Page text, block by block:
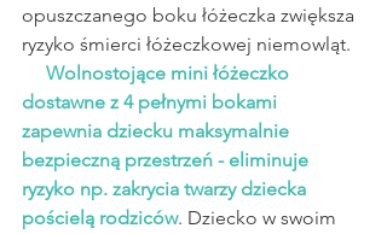
opuszczanego boku łóżeczka zwiększa
ryzyko śmierci łóżeczkowej niemowląt.
Wolnostojące mini łóżeczko
dostawne z 4 pełnymi bokami
zapewnia dziecku maksymalnie
bezpieczną przestrzeń - eliminuje
ryzyko np. zakrycia twarzy dziecka
pościelą rodziców. Dziecko w swoim